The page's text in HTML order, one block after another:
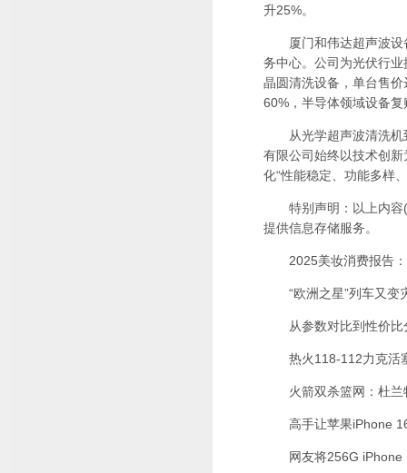
升25%。
厦门和伟达超声波设
务中心。公司为光伏行
晶圆清洗设备，单台售
60%，半导体领域设备
从光学超声波清洗机
有限公司始终以技术创
化“性能稳定、功能多样
特别声明：以上内容(
提供信息存储服务。
2025美妆消费报告：
“欧洲之星”列车又变
从参数对比到性价比
热火118-112力克活塞
火箭双杀篮网：杜兰
高手让苹果iPhone
网友将256G iPhone